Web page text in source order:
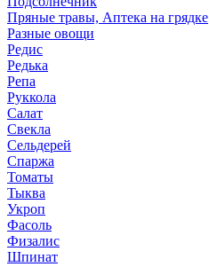
Пряные травы, Аптека на грядке
Разные овощи
Редис
Редька
Репа
Руккола
Салат
Свекла
Сельдерей
Спаржа
Томаты
Тыква
Укроп
Фасоль
Физалис
Шпинат